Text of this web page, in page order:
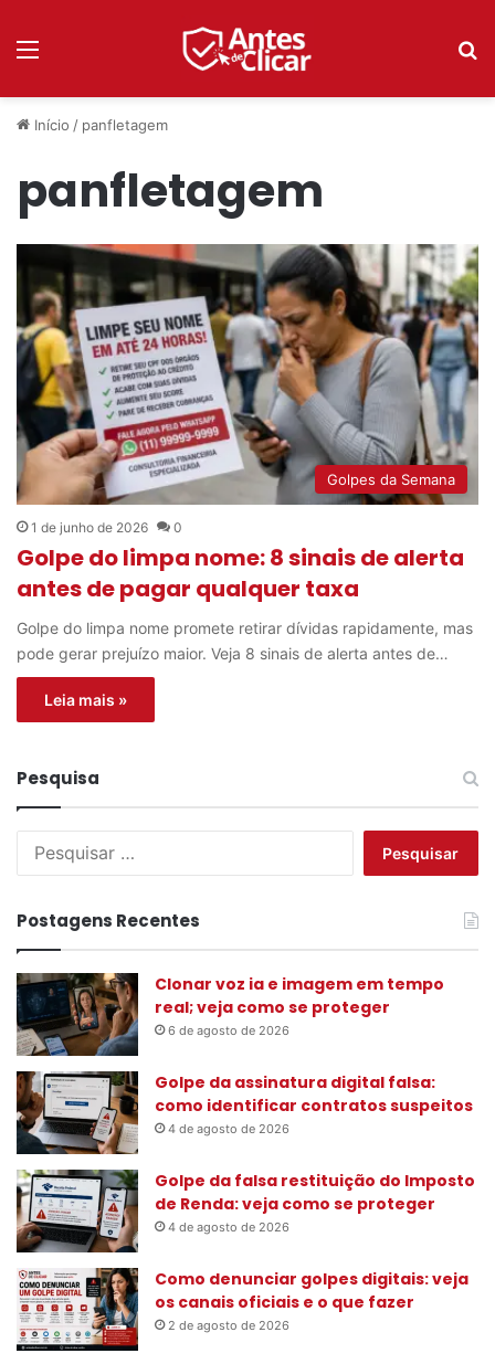
Início / panfletagem
panfletagem
Golpes da Semana
1 de junho de 2026 0
Golpe do limpa nome: 8 sinais de alerta
antes de pagar qualquer taxa
Golpe do limpa nome promete retirar dívidas rapidamente, mas
pode gerar prejuízo maior. Veja 8 sinais de alerta antes de…
Leia mais »
Pesquisa
s
a
o
r
Postagens Recentes
Clonar voz ia e imagem em tempo
real; veja como se proteger
6 de agosto de 2026
Golpe da assinatura digital falsa:
como identificar contratos suspeitos
4 de agosto de 2026
Golpe da falsa restituição do Imposto
de Renda: veja como se proteger
4 de agosto de 2026
Como denunciar golpes digitais: veja
os canais oficiais e o que fazer
2 de agosto de 2026